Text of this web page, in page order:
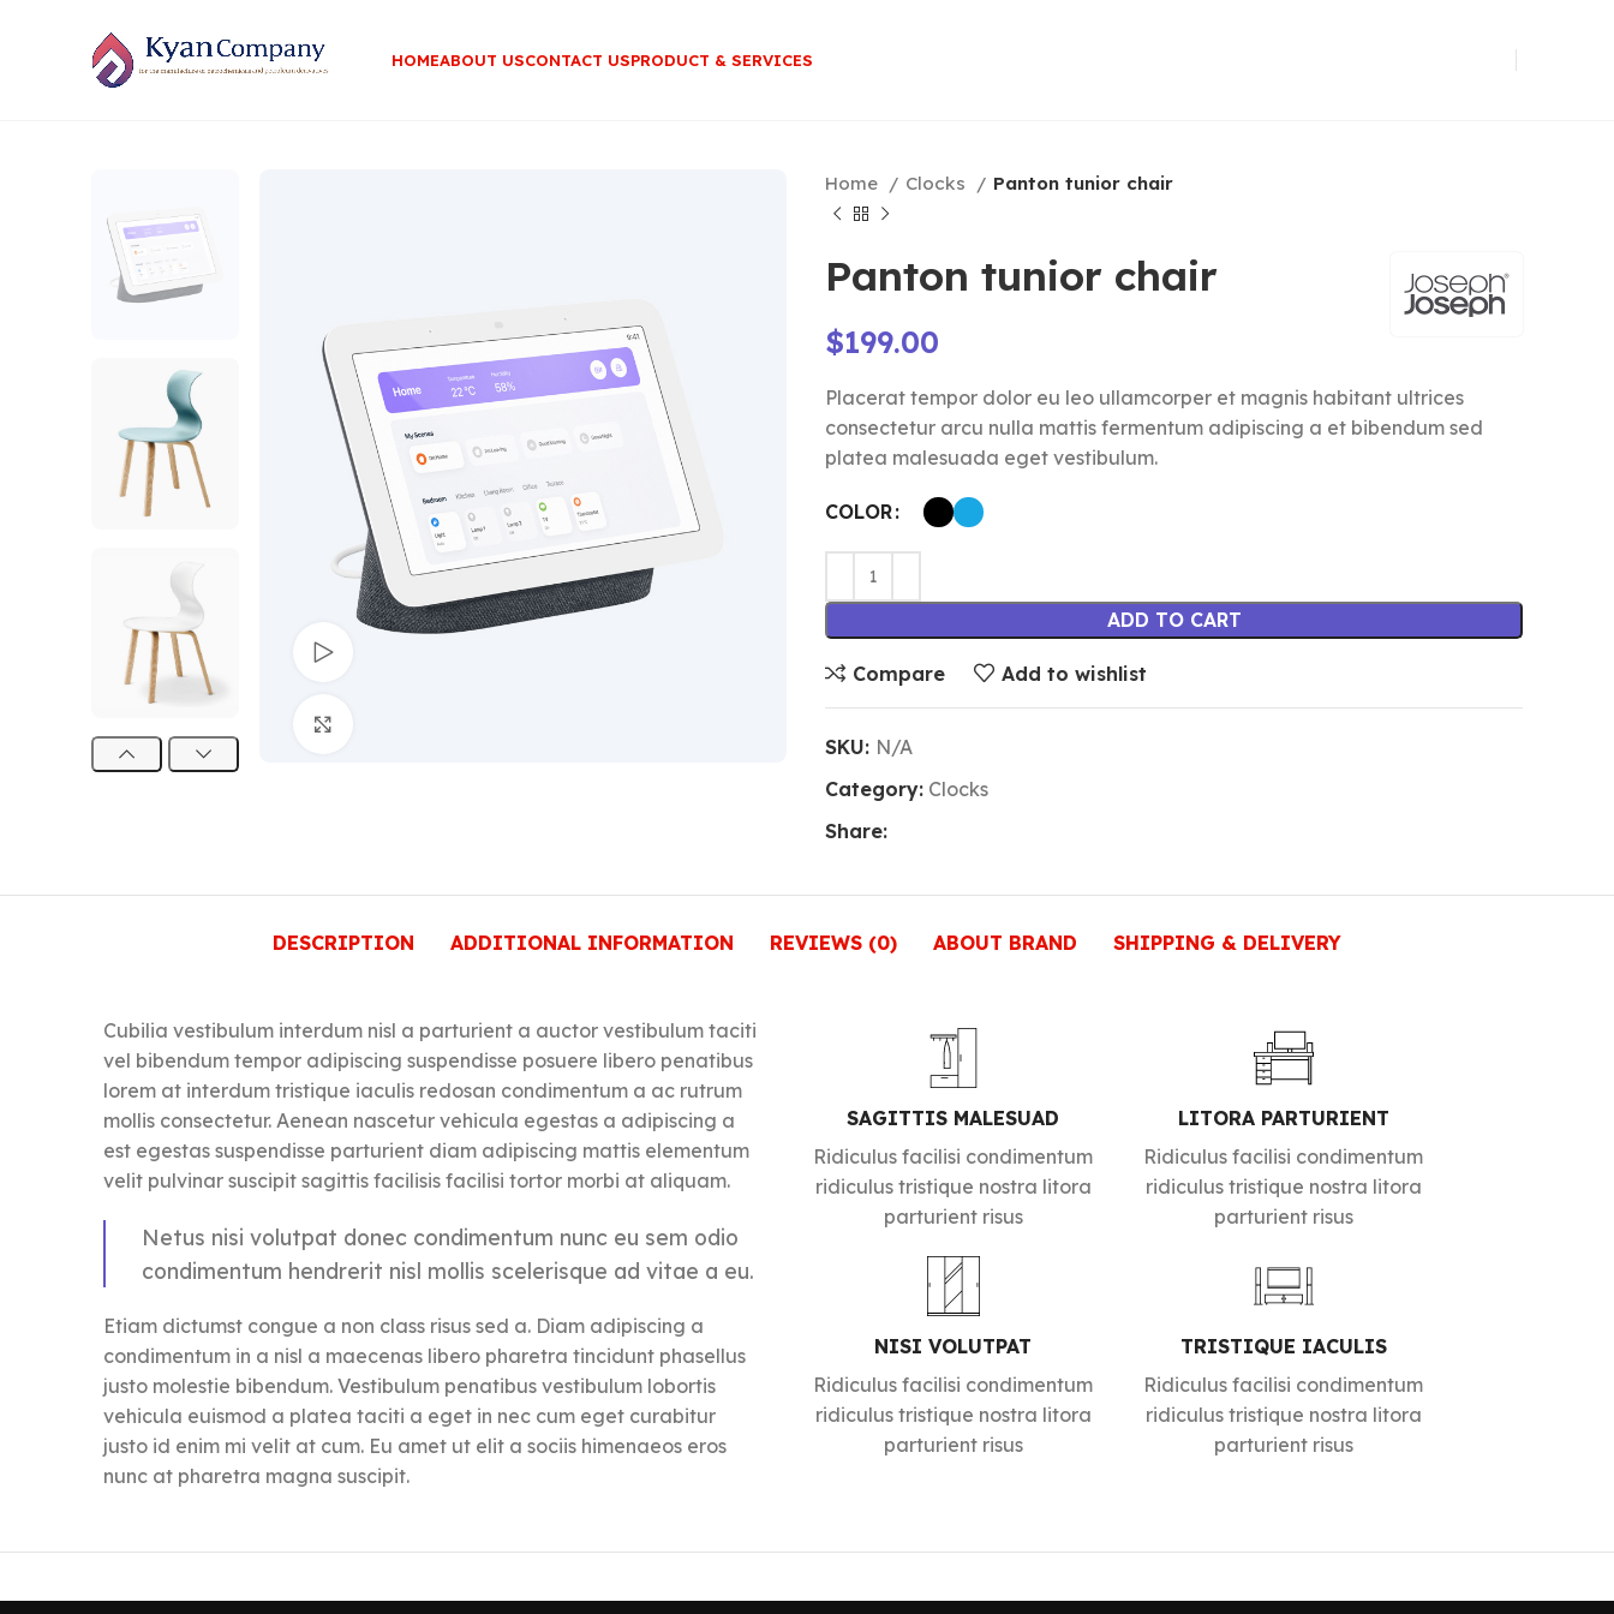
HOMEABOUT USCONTACT USPRODUCT & SERVICES
Home Clocks Panton tunior chair
Panton tunior chair
$199.00
Placerat tempor dolor eu leo ullamcorper et magnis habitant ultrices
consectetur arcu nulla mattis fermentum adipiscing a et bibendum sed
platea malesuada eget vestibulum.
COLOR
ADD TO CART
Compare Add to wishlist
SKU: N/A
Category: Clocks
Share:
DESCRIPTION ADDITIONAL INFORMATION REVIEWS (0) ABOUT BRAND SHIPPING & DELIVERY
Cubilia vestibulum interdum nisl a parturient a auctor vestibulum taciti
vel bibendum tempor adipiscing suspendisse posuere libero penatibus
lorem at interdum tristique iaculis redosan condimentum a ac rutrum
mollis consectetur. Aenean nascetur vehicula egestas a adipiscing a
est egestas suspendisse parturient diam adipiscing mattis elementum
velit pulvinar suscipit sagittis facilisis facilisi tortor morbi at aliquam.
Netus nisi volutpat donec condimentum nunc eu sem odio
condimentum hendrerit nisl mollis scelerisque ad vitae a eu.
Etiam dictumst congue a non class risus sed a. Diam adipiscing a
condimentum in a nisl a maecenas libero pharetra tincidunt phasellus
justo molestie bibendum. Vestibulum penatibus vestibulum lobortis
vehicula euismod a platea taciti a eget in nec cum eget curabitur
justo id enim mi velit at cum. Eu amet ut elit a sociis himenaeos eros
nunc at pharetra magna suscipit.
SAGITTIS MALESUAD
Ridiculus facilisi condimentum
ridiculus tristique nostra litora
parturient risus
NISI VOLUTPAT
Ridiculus facilisi condimentum
ridiculus tristique nostra litora
parturient risus
LITORA PARTURIENT
Ridiculus facilisi condimentum
ridiculus tristique nostra litora
parturient risus
TRISTIQUE IACULIS
Ridiculus facilisi condimentum
ridiculus tristique nostra litora
parturient risus